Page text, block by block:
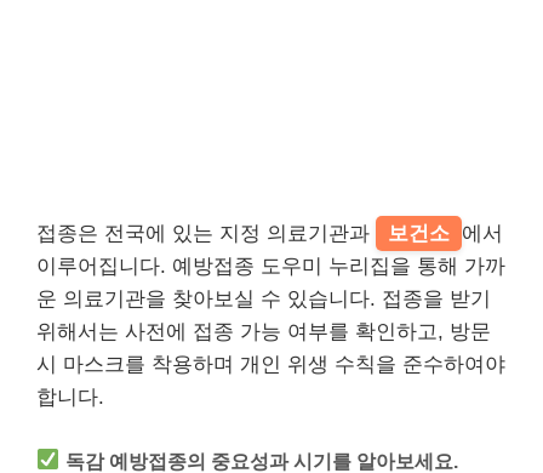
접종은 전국에 있는 지정 의료기관과 보건소 에서
이루어집니다. 예방접종 도우미 누리집을 통해 가까
운 의료기관을 찾아보실 수 있습니다. 접종을 받기
위해서는 사전에 접종 가능 여부를 확인하고, 방문
시 마스크를 착용하며 개인 위생 수칙을 준수하여야
합니다.
독감 예방접종의 중요성과 시기를 알아보세요.